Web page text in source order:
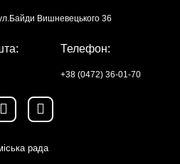
Вишневецького 36
Телефон:
+38 (0472) 36-01-70
рада